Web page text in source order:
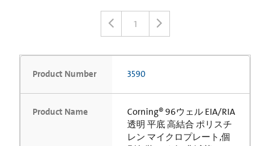
1
Product Number 3590
Product Name
Corning® 96ウェル EIA/RIA
透明 平底 高結合 ポリスチ
レン マイクロプレート,個